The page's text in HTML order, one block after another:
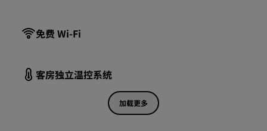
免费 Wi-Fi
客房独立温控系统
加载更多